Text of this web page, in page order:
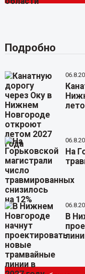
Подробно
На
В